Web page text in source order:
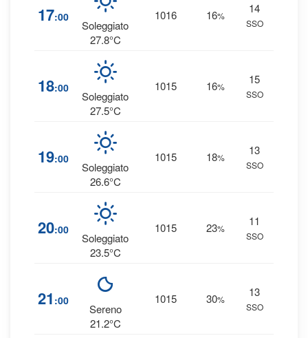
17:00
Soleggiato
27.8°C
1016 16%
14
SSO
18:00
Soleggiato
27.5°C
1015 16%
15
SSO
19:00
Soleggiato
26.6°C
1015 18%
13
SSO
20:00
Soleggiato
23.5°C
1015 23%
11
SSO
21 :00
Sereno
21.2°C
1015 30%
13
SSO